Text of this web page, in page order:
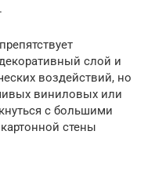
слой и
воздействий, но
виниловых или
с большими
стены